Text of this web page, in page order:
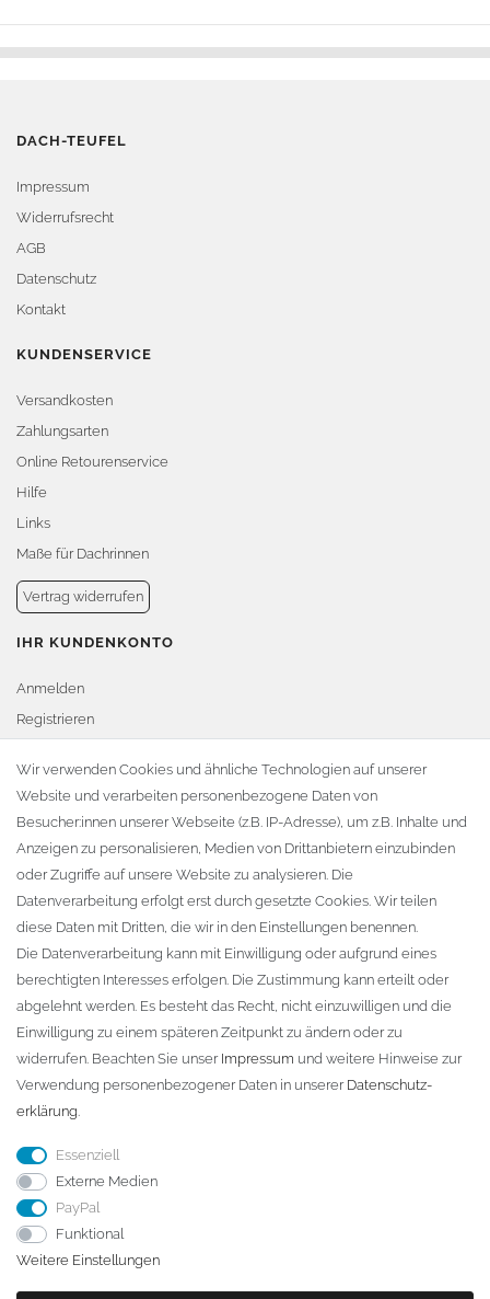
DACH-TEUFEL
Impressum
Widerrufsrecht
AGB
Datenschutz
Kontakt
KUNDENSERVICE
Versandkosten
Zahlungsarten
Online Retourenservice
Hilfe
Links
Maße für Dachrinnen
Vertrag widerrufen
IHR KUNDENKONTO
Anmelden
Registrieren
Warenkorb
Zur Kasse
KONTAKT
Fa. Steffen Jost
Söbrigener Weg 50
D-01796 Pirna
Telefon:+49 (0)3501 507295
info@dach-teufel.de
Wir verwenden Cookies und ähnliche Technologien auf unserer
Website und verarbeiten personenbezogene Daten von
Besucher:innen unserer Webseite (z.B. IP-Adresse), um z.B. Inhalte und
Anzeigen zu personalisieren, Medien von Drittanbietern einzubinden
oder Zugriffe auf unsere Website zu analysieren. Die
Datenverarbeitung erfolgt erst durch gesetzte Cookies. Wir teilen
diese Daten mit Dritten, die wir in den Einstellungen benennen.
Die Datenverarbeitung kann mit Einwilligung oder aufgrund eines
berechtigten Interesses erfolgen. Die Zustimmung kann erteilt oder
abgelehnt werden. Es besteht das Recht, nicht einzuwilligen und die
Einwilligung zu einem späteren Zeitpunkt zu ändern oder zu
widerrufen. Beachten Sie unser Impressum und weitere Hinweise zur
Verwendung personenbezogener Daten in unserer Daten­schutz­
erklärung.
Essenziell
Externe Medien
PayPal
Funktional
Weitere Einstellungen